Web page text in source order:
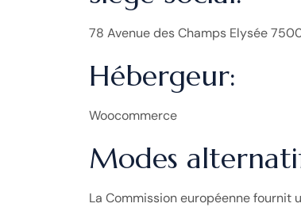
78 Avenue des Champs Elysée
Hébergeur:
Woocommerce
Modes
La Commission européenne